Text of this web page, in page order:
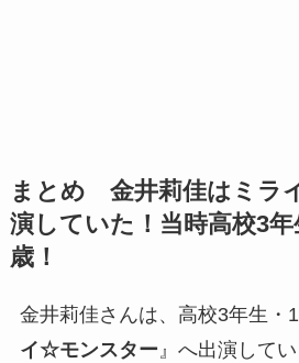
まとめ 金井莉佳はミラ
演していた！当時高校3
歳！
金井莉佳さんは、高校3年生・
イ☆モンスター』へ出演してい